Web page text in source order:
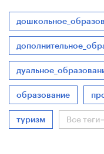
образование
туризм Все теги